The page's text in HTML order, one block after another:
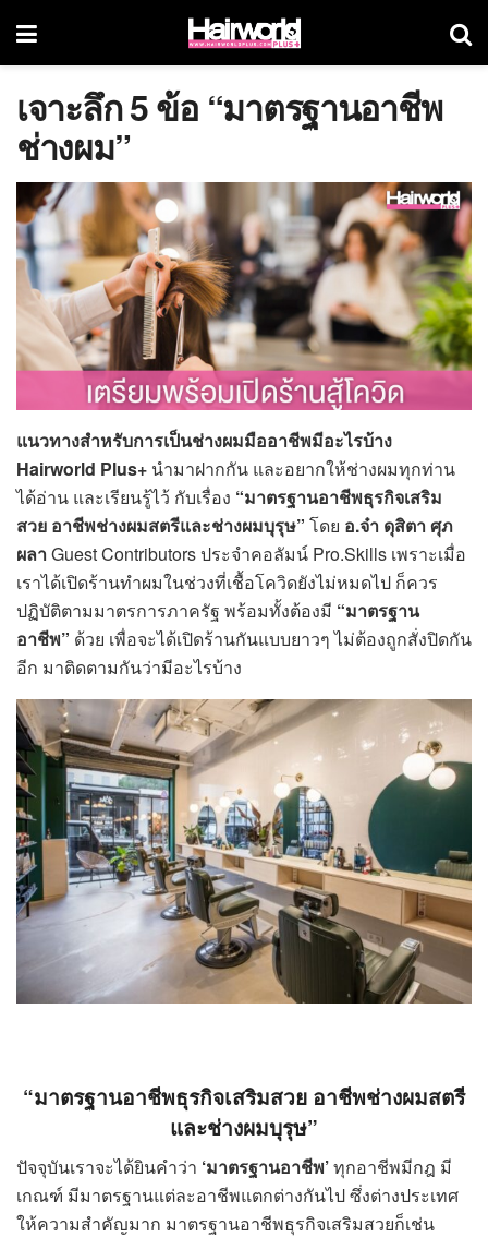
เจาะลึก 5 ข้อ “มาตรฐานอาชีพ
ช่างผม”
แนวทางสำหรับการเป็นช่างผมมืออาชีพมีอะไรบ้าง
Hairworld Plus+ นำมาฝากกัน และอยากให้ช่างผมทุกท่าน
ได้อ่าน และเรียนรู้ไว้ กับเรื่อง “มาตรฐานอาชีพธุรกิจเสริม
สวย อาชีพช่างผมสตรีและช่างผมบุรุษ” โดย อ.จ๋า ดุสิตา ศุภ
ผลาGuest Contributors ประจำคอลัมน์ Pro.Skills เพราะเมื่อ
เราได้เปิดร้านทำผมในช่วงที่เชื้อโควิดยังไม่หมดไป ก็ควร
ปฏิบัติตามมาตรการภาครัฐ พร้อมทั้งต้องมี “มาตรฐาน
อาชีพ” ด้วย เพื่อจะได้เปิดร้านกันแบบยาวๆ ไม่ต้องถูกสั่งปิดกัน
อีก มาติดตามกันว่ามีอะไรบ้าง
“มาตรฐานอาชีพธุรกิจเสริมสวย อาชีพช่างผมสตรี
และช่างผมบุรุษ”
ปัจจุบันเราจะได้ยินคำว่า ‘มาตรฐานอาชีพ’ทุกอาชีพมีกฎ มี
เกณฑ์ มีมาตรฐานแต่ละอาชีพแตกต่างกันไป ซึ่งต่างประเทศ
ให้ความสำคัญมาก มาตรฐานอาชีพธุรกิจเสริมสวยก็เช่น